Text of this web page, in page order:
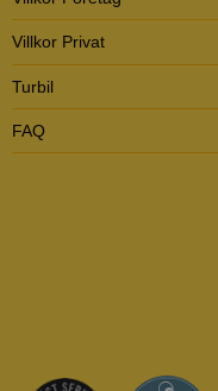
Villkor Privat
Turbil
FAQ